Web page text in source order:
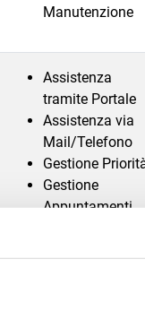
Manutenzione
Assistenza
tramite Portale
Assistenza via
Mail/Telefono
Gestione
Gestione
Appuntamenti